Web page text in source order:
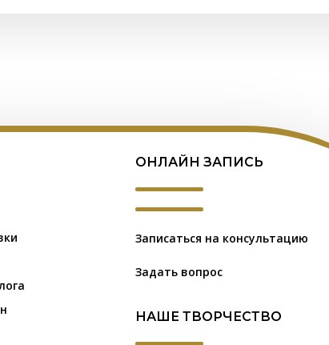
ОНЛАЙН ЗАПИСЬ
Записаться на консультацию
Задать вопрос
НАШЕ ТВОРЧЕСТВО